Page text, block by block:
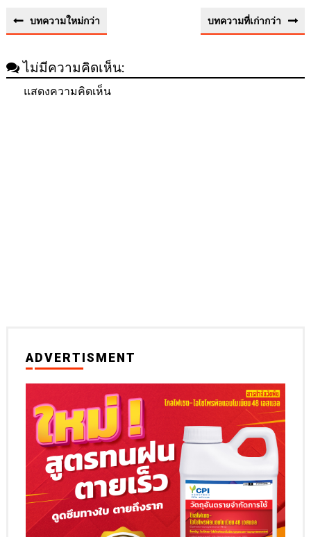
บทความใหม่กว่า บทความที่เก่ากว่า
ไม่มีความคิดเห็น:
แสดงความคิดเห็น
ADVERTISMENT